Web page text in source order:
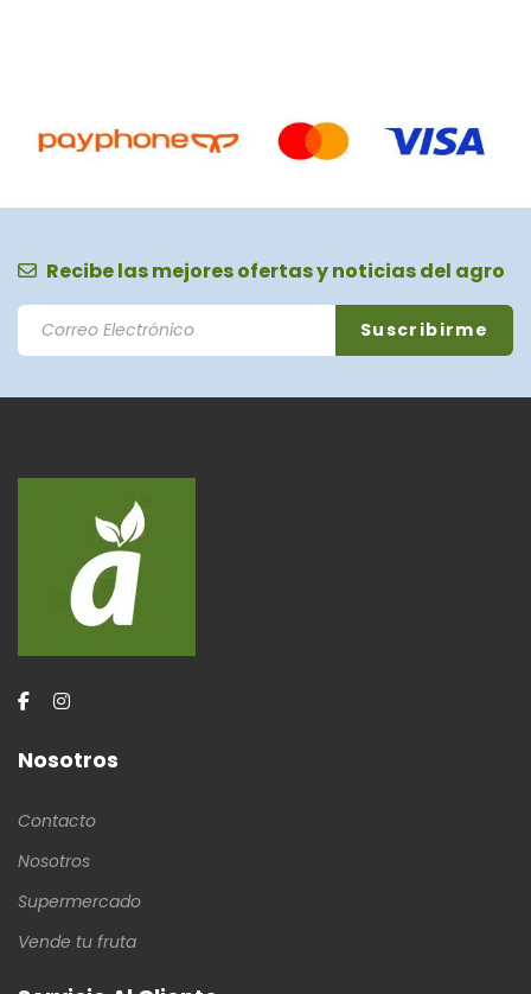
Recibe las mejores ofertas y noticias del agro
Nosotros
Contacto
Nosotros
Supermercado
Vende tu fruta